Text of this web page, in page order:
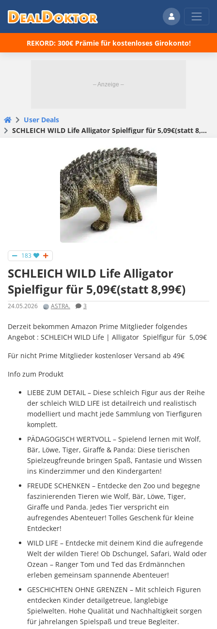
REKORD: 300€ Prämie für kostenloses Girokonto!
User Deals
SCHLEICH WILD Life Alligator Spielfigur für 5,09€(statt 8,99€)
183
SCHLEICH WILD Life Alligator
Spielfigur für 5,09€(statt 8,99€)
24.05.2026 ASTRA. 3
Derzeit bekommen Amazon Prime Mitglieder folgendes
Angebot : SCHLEICH WILD Life | Alligator Spielfigur für 5,09€
Für nicht Prime Mitglieder kostenloser Versand ab 49€
Info zum Produkt
LIEBE ZUM DETAIL – Diese schleich Figur aus der Reihe
der schleich WILD LIFE ist detailreich und realistisch
modelliert und macht jede Sammlung von Tierfiguren
komplett.
PÄDAGOGISCH WERTVOLL – Spielend lernen mit Wolf,
Bär, Löwe, Tiger, Giraffe & Panda: Diese tierischen
Spielzeugfreunde bringen Spaß, Fantasie und Wissen
ins Kinderzimmer und den Kindergarten!
FREUDE SCHENKEN – Entdecke den Zoo und begegne
faszinierenden Tieren wie Wolf, Bär, Löwe, Tiger,
Giraffe und Panda. Jedes Tier verspricht ein
aufregendes Abenteuer! Tolles Geschenk für kleine
Entdecker!
WILD LIFE – Entdecke mit deinem Kind die aufregende
Welt der wilden Tiere! Ob Dschungel, Safari, Wald oder
Ozean – Ranger Tom und Ted das Erdmännchen
erleben gemeinsam spannende Abenteuer!
GESCHICHTEN OHNE GRENZEN – Mit schleich Figuren
entdecken Kinder detailgetreue, langlebige
Spielwelten. Hohe Qualität und Nachhaltigkeit sorgen
für jahrelangen Spielspaß und treue Begleiter.